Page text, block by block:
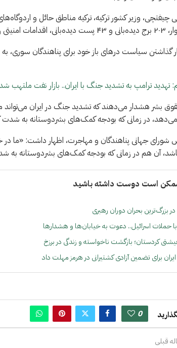
وزیر کشور ترکیه، ترکیه مناطق حائل و
گذاشتن سیاست درهای باز خود برای پناهندگان سوری، به
ترامپ به تشدید جنگ با ایران.. بازار نفت ملتهب
بشر هشدار می‌دهند که تشدید جنگ در ایران می‌تواند
می‌دهد، در زمانی که بودجه کمک‌های بشردوستانه به
شورای جهانی پناهندگان و مهاجرت، اظهار داشت: «ما
باشد، آن هم در زمانی که بودجه کمک‌های بشردوستانه
است دوست داشته باشید
بزرگ‌ترین بحران دوران رهبری
حملات اسرائیل.. دعوت به خیابان‌ها و هشدارها
کردستان؛ بازگشت ناخواسته و زندگی در برزخ
ایران برای تضمین آزادی کشتیرانی در هرمز مهلت داد
0
قبلی